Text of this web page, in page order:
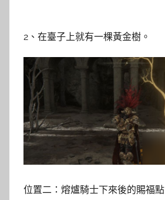
2、在臺子上就有一棵黃金樹。
位置二：熔爐騎士下來後的賜福點